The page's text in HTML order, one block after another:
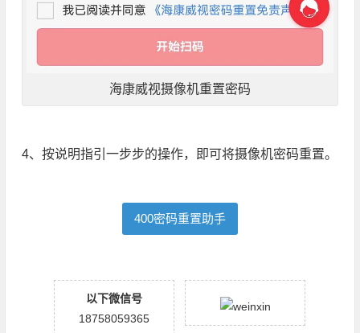
海康威视摄像机重置密码
4、按说明指引一步步的操作，即可将摄像机密码重置。
400密码重置助手
以下微信号
18758059365